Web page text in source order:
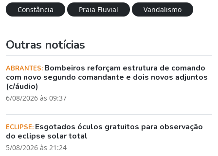
Constância
Praia Fluvial Vandalismo
Outras notícias
ABRANTES: Bombeiros reforçam estrutura de comando
com novo segundo comandante e dois novos adjuntos
(c/áudio)
6/08/2026 às 09:37
ECLIPSE: Esgotados óculos gratuitos para observação
do eclipse solar total
5/08/2026 às 21:24